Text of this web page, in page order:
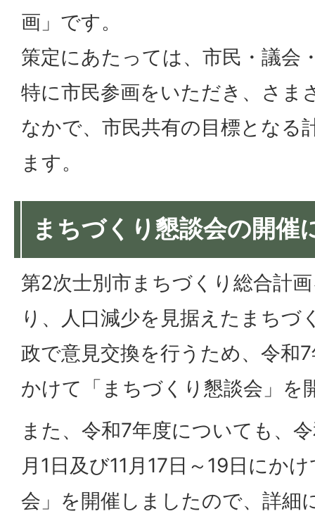
画」です。
策定にあたっては、市民・議会
特に市民参画をいただき、さま
なかで、市民共有の目標となる
ます。
まちづくり懇談会の開催
第2次士別市まちづくり総合計
り、人口減少を見据えたまちづ
政で意見交換を行うため、令和
かけて「まちづくり懇談会」を
また、令和7年度についても、
月1日及び11月17日～19日にか
会」を開催しましたので、詳細